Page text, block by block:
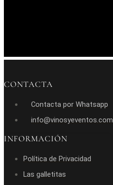
CONTACTA
Contacta por Whatsapp
info@vinosyeventos.com
INFORMACIÓN
Política de Privacidad
Las galletitas